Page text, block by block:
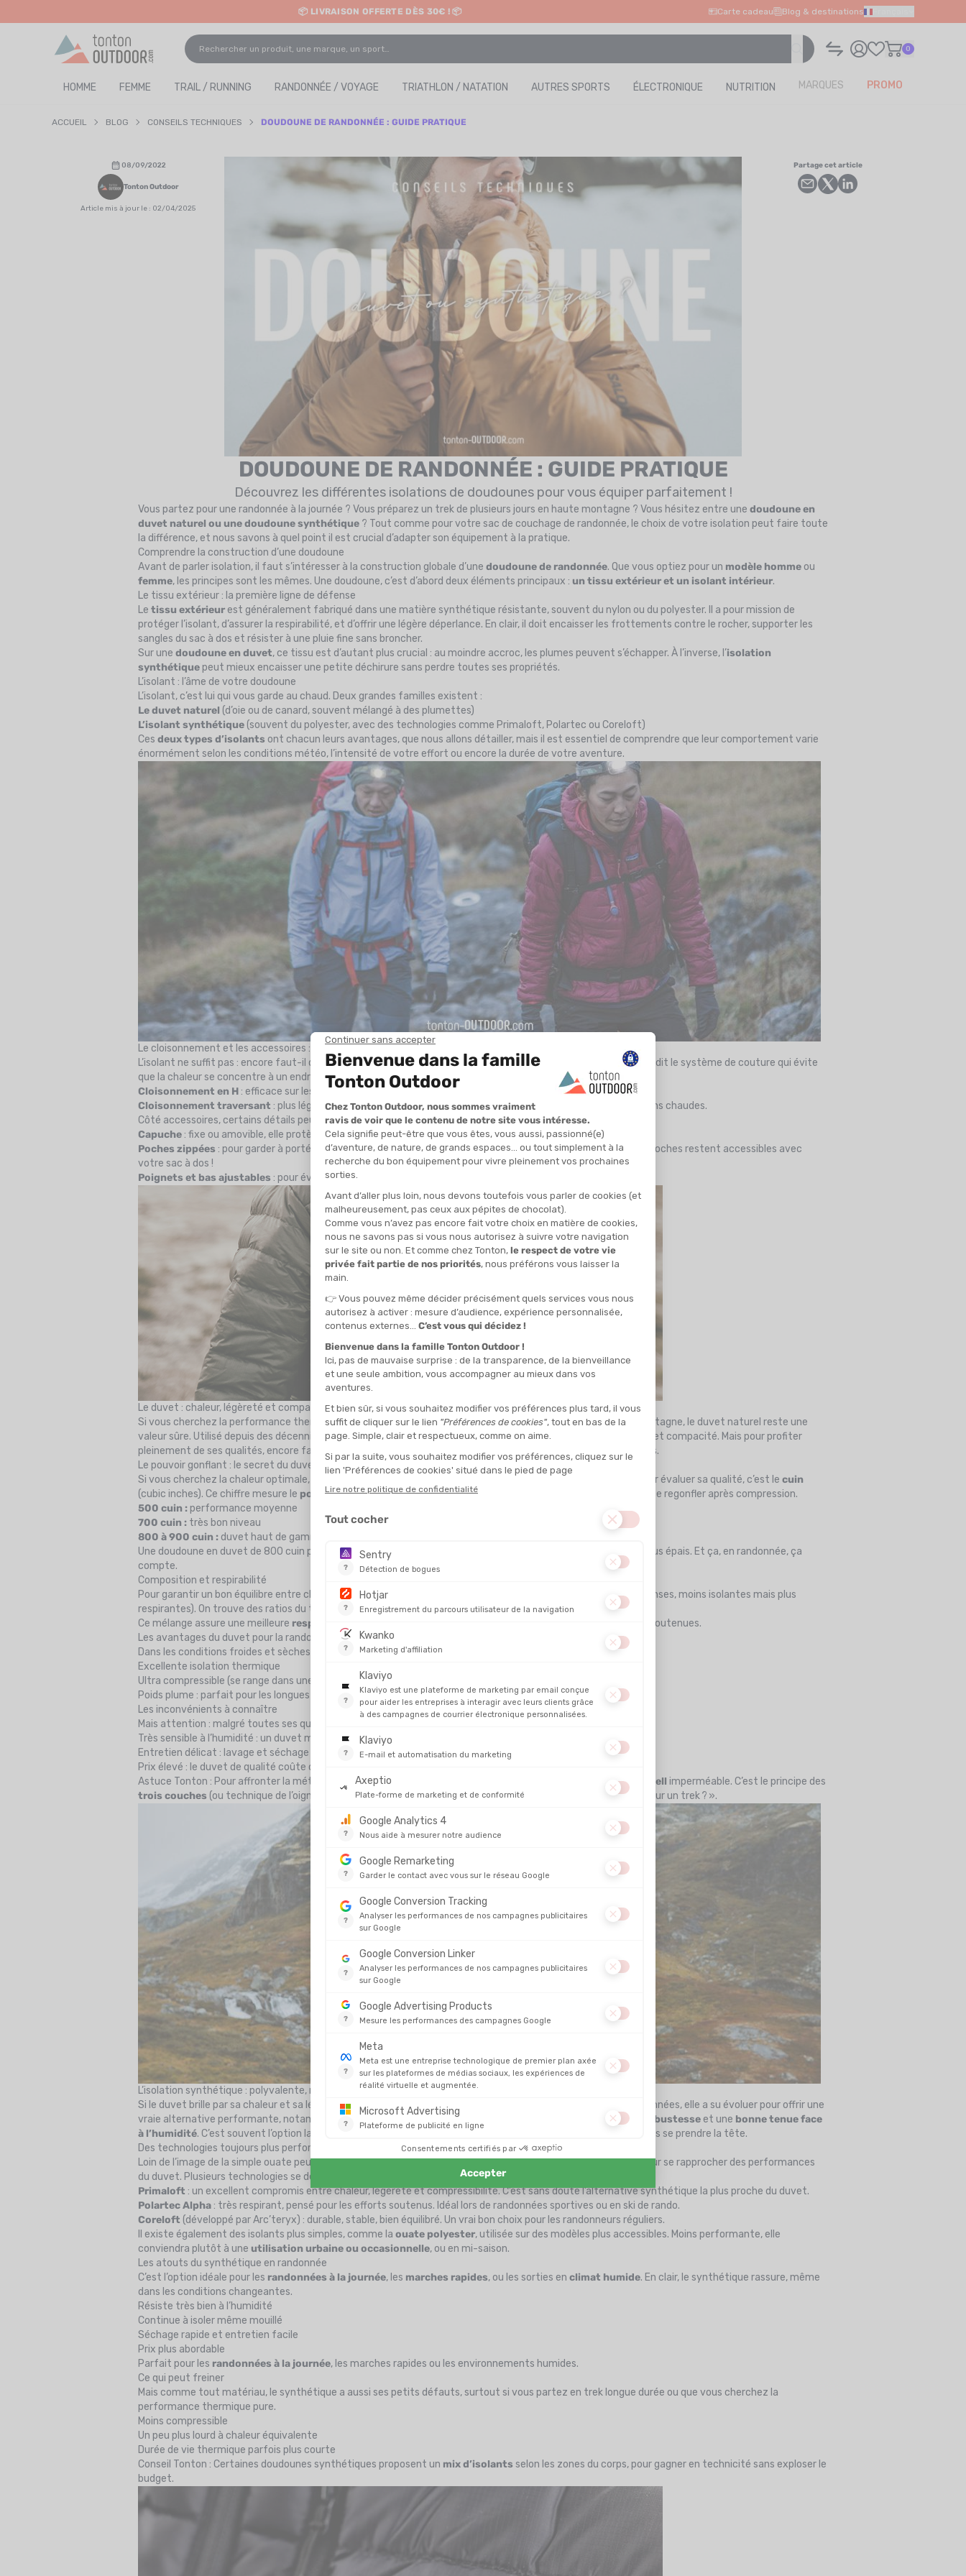
content
📦 LIVRAISON OFFERTE DÈS 30€ ! 📦
✨ RETRAIT EN MAGASIN GRATUIT
Carte cadeau Blog & destinations
0
HOMME FEMME TRAIL / RUNNING RANDONNÉE / VOYAGE TRIATHLON / NATATION AUTRES SPORTS ÉLECTRONIQUE NUTRITION MARQUES PROMO
ACCUEIL BLOG CONSEILS TECHNIQUES DOUDOUNE DE RANDONNÉE : GUIDE PRATIQUE
08/09/2022
Tonton Outdoor
Article mis à jour le : 02/04/2025
DOUDOUNE DE RANDONNÉE : GUIDE PRATIQUE
Découvrez les différentes isolations de doudounes pour vous équiper parfaitement !
Partage cet article
Vous partez pour une randonnée à la journée ? Vous préparez un trek de plusieurs jours en haute montagne ? Vous hésitez entre une doudoune en
duvet naturel ou une doudoune synthétique ? Tout comme pour votre sac de couchage de randonnée, le choix de votre isolation peut faire toute
la différence, et nous savons à quel point il est crucial d’adapter son équipement à la pratique.
Comprendre la construction d’une doudoune
Avant de parler isolation, il faut s’intéresser à la construction globale d’une doudoune de randonnée. Que vous optiez pour un modèle homme ou
femme, les principes sont les mêmes. Une doudoune, c’est d’abord deux éléments principaux : un tissu extérieur et un isolant intérieur.
Le tissu extérieur : la première ligne de défense
Le tissu extérieur est généralement fabriqué dans une matière synthétique résistante, souvent du nylon ou du polyester. Il a pour mission de
protéger l’isolant, d’assurer la respirabilité, et d’offrir une légère déperlance. En clair, il doit encaisser les frottements contre le rocher, supporter les
sangles du sac à dos et résister à une pluie fine sans broncher.
Sur une doudoune en duvet, ce tissu est d’autant plus crucial : au moindre accroc, les plumes peuvent s’échapper. À l’inverse, l’isolation
synthétique peut mieux encaisser une petite déchirure sans perdre toutes ses propriétés.
L’isolant : l’âme de votre doudoune
L’isolant, c’est lui qui vous garde au chaud. Deux grandes familles existent :
Le duvet naturel (d’oie ou de canard, souvent mélangé à des plumettes)
L’isolant synthétique (souvent du polyester, avec des technologies comme Primaloft, Polartec ou Coreloft)
Ces deux types d’isolants ont chacun leurs avantages, que nous allons détailler, mais il est essentiel de comprendre que leur comportement varie
énormément selon les conditions météo, l’intensité de votre effort ou encore la durée de votre aventure.
Le cloisonnement et les accessoires : des détails qui comptent
L’isolant ne suffit pas : encore faut-il qu’il reste bien réparti. C’est là qu’intervient le cloisonnement
, autrement dit le système de couture qui évite
que la chaleur se concentre à un endroit… ou s’échappe ailleurs.
Cloisonnement en H : efficace sur les doudounes épaisses, il garde bien la chaleur.
Cloisonnement traversant : plus léger, utilisé sur les doudounes fines, parfois plus respirantes mais un peu moins chaudes.
Côté accessoires, certains détails peuvent grandement améliorer le confort :
Capuche : fixe ou amovible, elle protège tête et nuque du vent glacial.
Poches zippées : pour garder à portée de main barres énergétiques, gants fins ou topo. Attention à ce que les poches restent accessibles avec
votre sac à dos !
Poignets et bas ajustables : pour éviter les pertes de chaleur.
Le duvet : chaleur, légèreté et compacité
Si vous cherchez la performance thermique maximale pour affronter les températures les plus fraîches en montagne, le duvet naturel reste une
valeur sûre. Utilisé depuis des décennies pour l’isolation des vêtements techniques, il combine chaleur, légèreté et compacité. Mais pour profiter
pleinement de ses qualités, encore faut-il bien comprendre comment il fonctionne… et où se situent ses limites.
Le pouvoir gonflant : le secret du duvet
Si vous cherchez la chaleur optimale, difficile de faire mieux qu’une
doudoune en duvet . Le critère principal pour évaluer sa qualité, c’est le cuin
(cubic inches). Ce chiffre mesure le pouvoir gonflant, c’est-à-dire la capacité du duvet à emprisonner l’air et à se regonfler après compression.
500 cuin : performance moyenne
700 cuin : très bon niveau
800 à 900 cuin : duvet haut de gamme, chaud et ultra léger
Une doudoune en duvet de 800 cuin peut être plus chaude et plus légère qu’un modèle synthétique deux fois plus épais. Et ça, en randonnée, ça
compte.
Composition et respirabilité
Pour garantir un bon équilibre entre chaleur et confort, le duvet est souvent mélangé à des
(plus denses, moins isolantes mais plus
respirantes). On trouve des ratios du type
90/10ou80/20(90% duvet, 10% plumettes).
Ce mélange assure une meilleure respirabilité
et évite de se transformer en sauna portatif dans les montées soutenues.
Les avantages du duvet pour la randonnée
Dans les conditions froides et sèches, difficile de rivaliser avec ce combo.
Excellente isolation thermique
Ultra compressible (se range dans une poche interne ou un sac de compression)
Poids plume : parfait pour les longues distances
Les inconvénients à connaître
Mais attention : malgré toutes ses qualités, le duvet a aussi ses faiblesses.
Très sensible à l’humidité : un duvet mouillé perd quasiment toute capacité isolante
Entretien délicat : lavage et séchage techniques, à faire avec soin
Prix élevé : le duvet de qualité coûte cher
Astuce Tonton : Pour affronter la météo capricieuse, mieux vaut porter la doudoune en duvet
sous une hardshell imperméable. C’est le principe des
trois couches (ou technique de l’oignon), détaillé par Pierre Le Clainche dans son article « Comment s’équiper pour un trek ? ».
L’isolation synthétique : polyvalente, robuste, plus accessible
Si le duvet brille par sa chaleur et sa légèreté, l’isolation synthétique n’a pas dit son dernier mot. Ces dernières années, elle a su évoluer pour offrir une
vraie alternative performante, notamment pour les randonneurs qui privilégient la
simplicité d’entretien, la robustesse et une bonne tenue face
à l’humidité. C’est souvent l’option la plus rassurante pour ceux et celles qui veulent une doudoune efficace sans se prendre la tête.
Des technologies toujours plus performantes
Loin de l’image de la simple ouate peu isolante, lesnouveaux isolants synthétiquesrivalisent d’ingéniosité pour se rapprocher des performances
du duvet. Plusieurs technologies se démarquent aujourd’hui sur le marché outdoor :
Primaloft : un excellent compromis entre chaleur, légèreté et compressibilité. C’est sans doute l’alternative synthétique la plus proche du duvet.
Polartec Alpha : très respirant, pensé pour les efforts soutenus. Idéal lors de randonnées sportives ou en ski de rando.
Coreloft (développé par Arc’teryx) : durable, stable, bien équilibré. Un vrai bon choix pour les randonneurs réguliers.
Il existe également des isolants plus simples, comme la ouate polyester, utilisée sur des modèles plus accessibles. Moins performante, elle
conviendra plutôt à une utilisation urbaine ou occasionnelle, ou en mi-saison.
Les atouts du synthétique en randonnée
C’est l’option idéale pour les randonnées à la journée, les marches rapides, ou les sorties en climat humide. En clair, le synthétique rassure, même
dans les conditions changeantes.
Résiste très bien à l’humidité
Continue à isoler même mouillé
Séchage rapide et entretien facile
Prix plus abordable
Parfait pour les randonnées à la journée, les marches rapides ou les environnements humides.
Ce qui peut freiner
Mais comme tout matériau, le synthétique a aussi ses petits défauts, surtout si vous partez en trek longue durée ou que vous cherchez la
performance thermique pure.
Moins compressible
Un peu plus lourd à chaleur équivalente
Durée de vie thermique parfois plus courte
Conseil Tonton : Certaines doudounes synthétiques proposent un mix d’isolants selon les zones du corps, pour gagner en technicité sans exploser le
budget.